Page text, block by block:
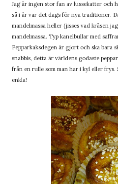
Jag är ingen stor fan av lussekatter och
så i år var det dags för nya traditioner.
mandelmassa heller (jisses vad kräsen
mandelmassa. Typ kanelbullar med
Pepparkaksdegen är gjort och ska bara
snabbis, detta är världens godaste
från en rulle som man har i kyl eller
enkla!